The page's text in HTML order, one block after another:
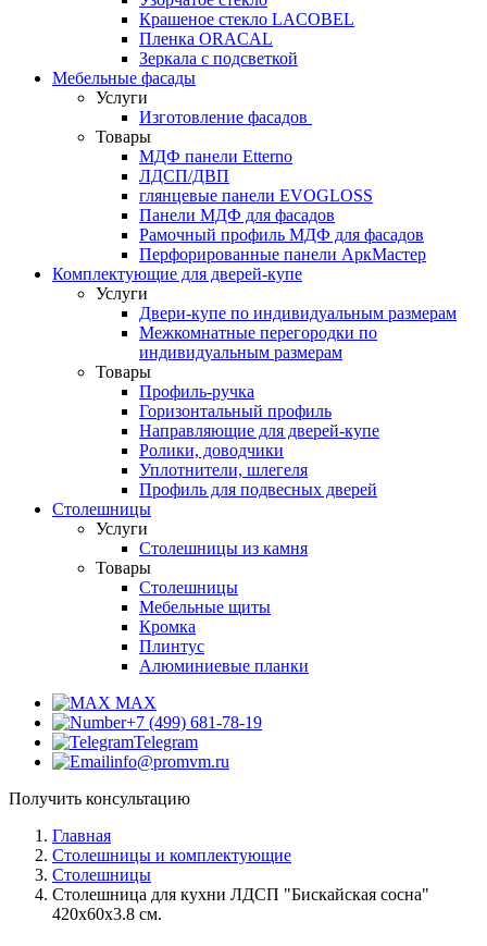
Крашеное стекло LACOBEL
Пленка ORACAL
Зеркала с подсветкой
Мебельные фасады
Услуги
Изготовление фасадов
Товары
МДФ панели Etterno
ЛДСП/ДВП
глянцевые панели EVOGLOSS
Панели МДФ для фасадов
Рамочный профиль МДФ для фасадов
Перфорированные панели АркМастер
Комплектующие для дверей-купе
Услуги
Двери-купе по индивидуальным размерам
Межкомнатные перегородки по
индивидуальным размерам
Товары
Профиль-ручка
Горизонтальный профиль
Направляющие для дверей-купе
Ролики, доводчики
Уплотнители, шлегеля
Профиль для подвесных дверей
Столешницы
Услуги
Столешницы из камня
Товары
Столешницы
Мебельные щиты
Кромка
Плинтус
Алюминиевые планки
MAX
+7 (499) 681-78-19
Telegram
info@promvm.ru
Получить консультацию
Главная
Столешницы и комплектующие
Столешницы
Столешница для кухни ЛДСП "Бискайская сосна"
420x60x3.8 см.